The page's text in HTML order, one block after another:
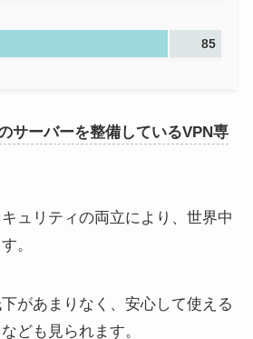
85
サーバーを整備しているVPN専
ュリティの両立により、世界中
。
があまりなく、安心して使える
ども見られます。